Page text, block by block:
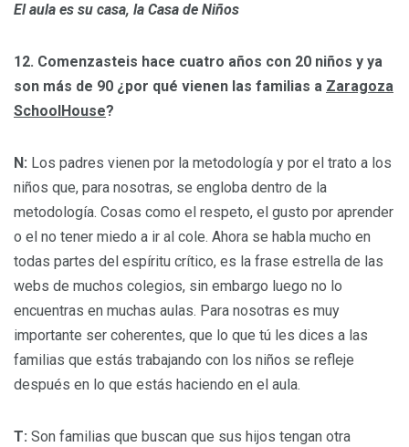
El aula es su casa, la Casa de Niños
12. Comenzasteis hace cuatro años con 20 niños y ya
son más de 90 ¿por qué vienen las familias a Zaragoza
SchoolHouse?
N: Los padres vienen por la metodología y por el trato a los
niños que, para nosotras, se engloba dentro de la
metodología. Cosas como el respeto, el gusto por aprender
o el no tener miedo a ir al cole. Ahora se habla mucho en
todas partes del espíritu crítico, es la frase estrella de las
webs de muchos colegios, sin embargo luego no lo
encuentras en muchas aulas. Para nosotras es muy
importante ser coherentes, que lo que tú les dices a las
familias que estás trabajando con los niños se refleje
después en lo que estás haciendo en el aula.
T: Son familias que buscan que sus hijos tengan otra